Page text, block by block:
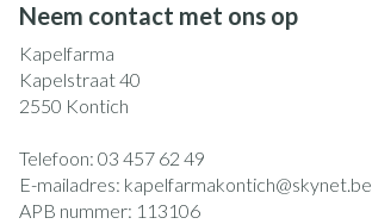
Neem contact met ons op
Kapelfarma
Kapelstraat 40
2550 Kontich
Telefoon: 03 457 62 49
E-mailadres: kapelfarmakontich@skynet.be
APB nummer: 113106